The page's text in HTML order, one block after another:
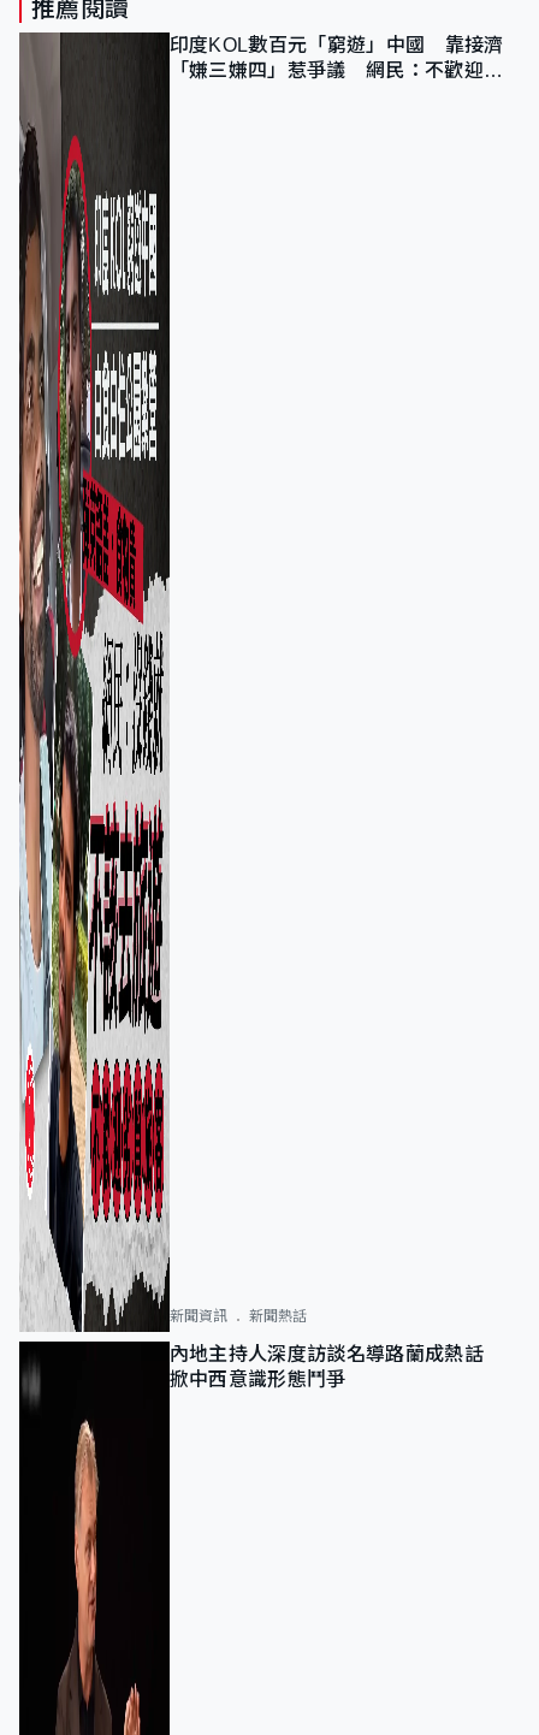
推薦閱讀
印度KOL數百元「窮遊」中國 靠接濟
「嫌三嫌四」惹爭議 網民：不歡迎劣
新聞資訊 新聞熱話
內地主持人深度訪談名導路蘭成熱話
掀中西意識形態鬥爭